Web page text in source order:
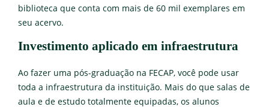
biblioteca que conta com mais de 60 mil exemplares em
seu acervo.
Investimento aplicado em infraestrutura
Ao fazer uma pós-graduação na FECAP, você pode usar
toda a infraestrutura da instituição. Mais do que salas de
aula e de estudo totalmente equipadas, os alunos